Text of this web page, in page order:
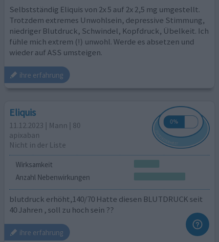
Selbstständig Eliquis von 2x 5 auf 2x 2,5 mg umgestellt.
Trotzdem extremes Unwohlsein, depressive Stimmung,
niedriger Blutdruck, Schwindel, Kopfdruck, Übelkeit. Ich
fühle mich extrem (!) unwohl. Werde es absetzen und
wieder auf ASS umsteigen.
ihre erfahrung
Eliquis
11.12.2023 | Mann | 80
apixaban
Nicht in der Liste
Wirksamkeit
Anzahl Nebenwirkungen
blutdruck erhöht,140/70 Hatte diesen BLUTDRUCK seit
40 Jahren , soll zu hoch sein ??
ihre erfahrung